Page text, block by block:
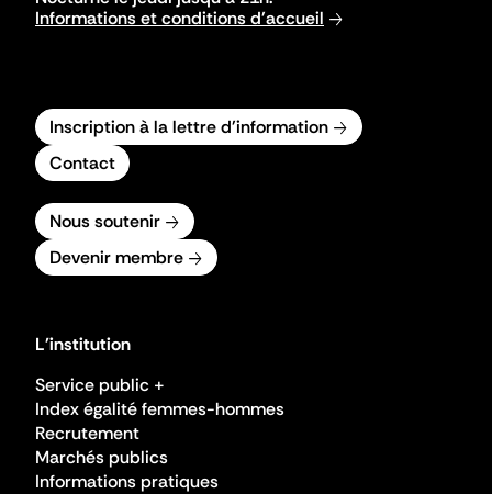
Informations et conditions d'accueil
Inscription à la lettre d'information
Contact
Nous soutenir
Devenir membre
L'institution
Service public +
Index égalité femmes-hommes
Recrutement
Marchés publics
Informations pratiques